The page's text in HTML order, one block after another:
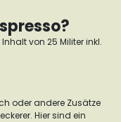
von 25 Militer inkl.
oder andere Zusätze
Hier sind ein